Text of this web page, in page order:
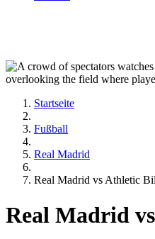
Startseite
Fußball
Real Madrid
Real Madrid vs Athletic
Real Madrid